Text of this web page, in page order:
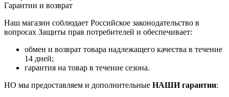
Гарантии и возврат
Наш магазин соблюдает Российское законодательство в
вопросах Защиты прав потребителей и обеспечивает:
обмен и возврат товара надлежащего качества в течение
14 дней;
гарантия на товар в течение сезона.
НО мы предоставляем и дополнительные НАШИ гарантии: